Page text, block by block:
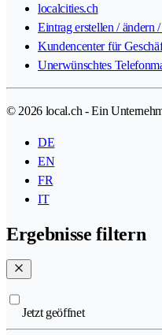
localcities.ch
Eintrag erstellen / ändern
Kundencenter für
Unerwünschtes
© 2026 local.ch - Ein
DE
EN
FR
IT
Ergebnisse filtern
Jetzt geöffnet